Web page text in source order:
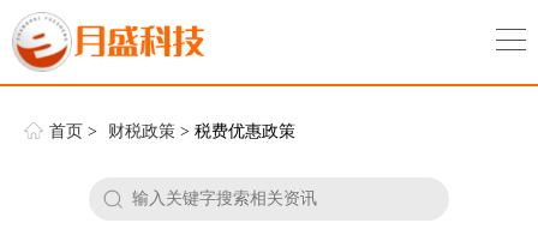
首页 > 财税政策 > 税费优惠政策